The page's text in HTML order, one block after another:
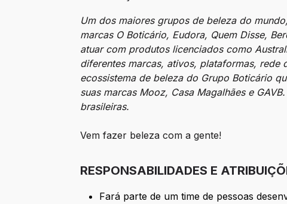
Um dos maiores grupos de beleza do
marcas O Boticário, Eudora, Quem Disse,
atuar com produtos licenciados como
diferentes marcas, ativos, plataformas, rede
ecossistema de beleza do Grupo Boticário
suas marcas Mooz, Casa Magalhães e
brasileiras.
Vem fazer beleza com a gente!
RESPONSABILIDADES E
Fará parte de um time de pessoas